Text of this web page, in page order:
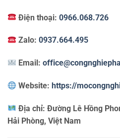
Điện thoại:0966.068.726
Zalo:0937.664.495
Email:
Website:https://
Địa chỉ:Đường Lê Hồng
Hải Phòng, Việt Nam